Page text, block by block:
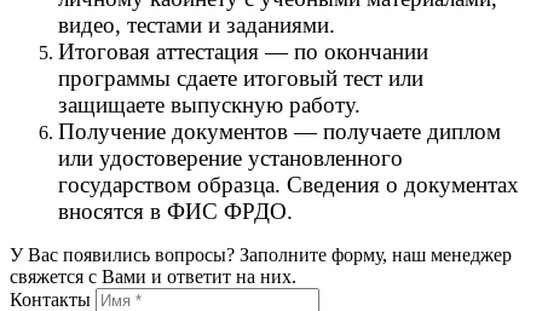
видео, тестами и заданиями.
Итоговая аттестация — по окончании
программы сдаете итоговый тест или
защищаете выпускную работу.
Получение документов — получаете диплом
или удостоверение установленного
государством образца. Сведения о документах
вносятся в ФИС ФРДО.
У Вас появились вопросы? Заполните форму, наш менеджер
свяжется с Вами и ответит на них.
Контакты